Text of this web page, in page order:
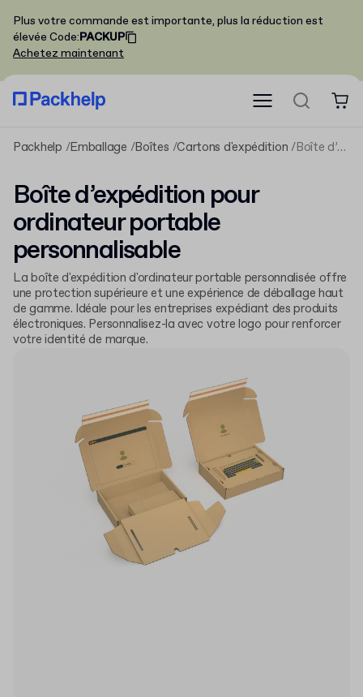
Plus votre commande est importante, plus la réduction est
élevée Code:PACKUP
Achetez maintenant
Packhelp Emballage Boîtes Cartons d'expédition Boîte d’expédition pour ordinateur portable personnalisable
Boîte d’expédition pour
ordinateur portable
personnalisable
La boîte d'expédition d'ordinateur portable personnalisée offre
une protection supérieure et une expérience de déballage haut
de gamme. Idéale pour les entreprises expédiant des produits
électroniques. Personnalisez-la avec votre logo pour renforcer
votre identité de marque.